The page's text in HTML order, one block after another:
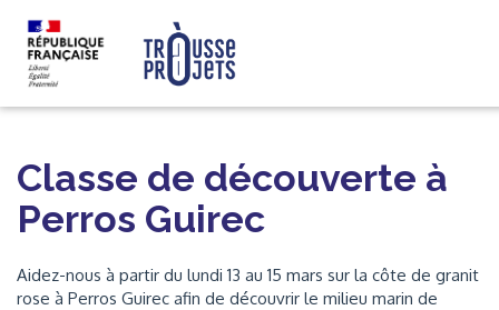
Classe de découverte à
Perros Guirec
Aidez-nous à partir du lundi 13 au 15 mars sur la côte de granit
rose à Perros Guirec afin de découvrir le milieu marin de